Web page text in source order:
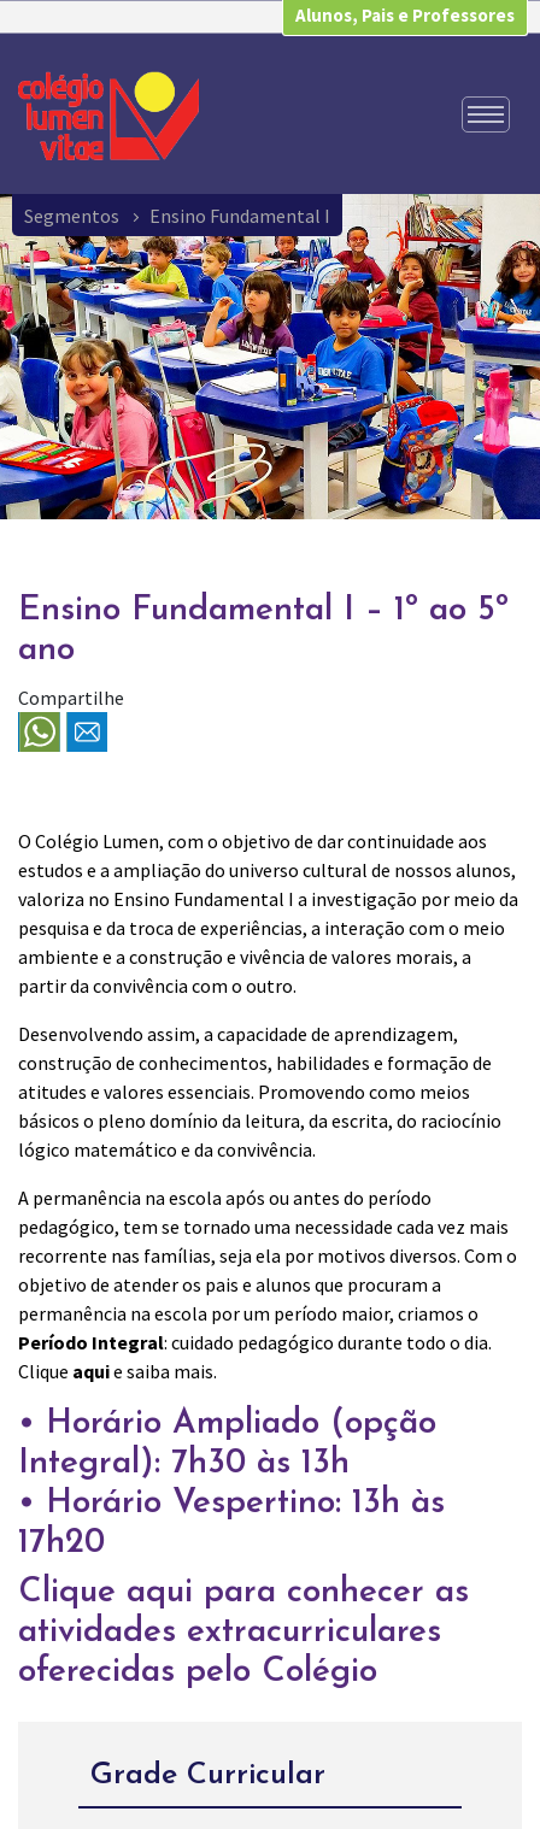
Alunos, Pais e Professores
Segmentos Ensino Fundamental I
Ensino Fundamental I – 1º ao 5º
ano
Compartilhe
O Colégio Lumen, com o objetivo de dar continuidade aos
estudos e a ampliação do universo cultural de nossos alunos,
valoriza no Ensino Fundamental I a investigação por meio da
pesquisa e da troca de experiências, a interação com o meio
ambiente e a construção e vivência de valores morais, a
partir da convivência com o outro.
Desenvolvendo assim, a capacidade de aprendizagem,
construção de conhecimentos, habilidades e formação de
atitudes e valores essenciais. Promovendo como meios
básicos o pleno domínio da leitura, da escrita, do raciocínio
lógico matemático e da convivência.
A permanência na escola após ou antes do período
pedagógico, tem se tornado uma necessidade cada vez mais
recorrente nas famílias, seja ela por motivos diversos. Com o
objetivo de atender os pais e alunos que procuram a
permanência na escola por um período maior, criamos o
Período Integral: cuidado pedagógico durante todo o dia.
Clique aquie saiba mais.
• Horário Ampliado (opção
Integral): 7h30 às 13h
• Horário Vespertino: 13h às
17h20
Clique aqui para conhecer as
atividades extracurriculares
oferecidas pelo Colégio
Grade Curricular